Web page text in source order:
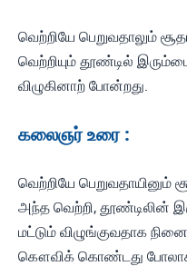
வெற்றியே பெறுவதாலும்
வெற்றியும் தூண்டில்
விழுகினாற் போன்றது.
கலைஞர் உரை :
வெற்றியே பெறுவதாயினும்
அந்த வெற்றி, தூண்டிலின்
மட்டும் விழுங்குவதாக
கௌவிக் கொண்டது